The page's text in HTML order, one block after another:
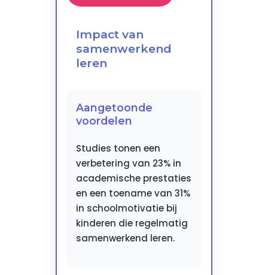
Impact van
samenwerkend
leren
Aangetoonde
voordelen
Studies tonen een
verbetering van 23% in
academische prestaties
en een toename van 31%
in schoolmotivatie bij
kinderen die regelmatig
samenwerkend leren.